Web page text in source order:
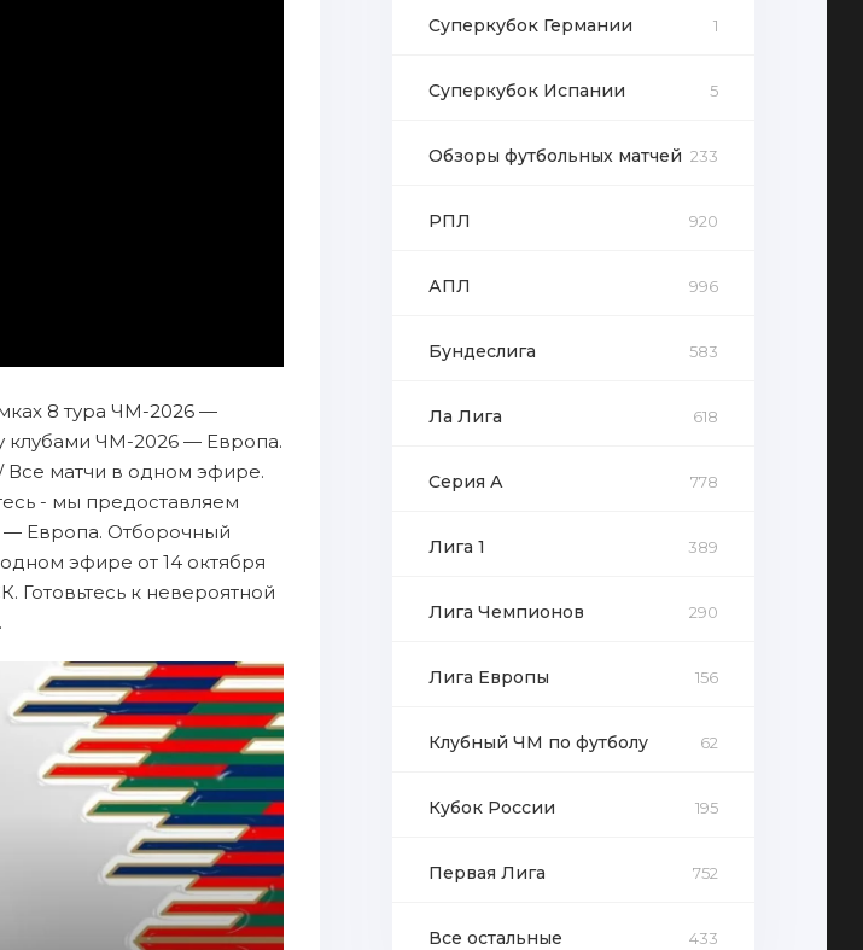
8 тура ЧМ-2026 —
клубами ЧМ-2026 — Европа.
матчи в одном эфире.
- мы предоставляем
— Европа. Отборочный
эфире от 14 октября
Готовьтесь к невероятной
Суперкубок Германии 1
Суперкубок Испании 5
Обзоры футбольных матчей 233
РПЛ 920
АПЛ 996
Бундеслига 583
Ла Лига 618
Серия А 778
Лига 1 389
Лига Чемпионов 290
Лига Европы 156
Клубный ЧМ по футболу 62
Кубок России 195
Первая Лига 752
Все остальные 433